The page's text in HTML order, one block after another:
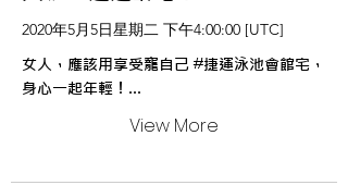
2020年5月5日星期二 下午4:00:00 [UTC]
女人，應該用享受寵自己 #捷運泳池會館宅，
身心一起年輕！...
View More